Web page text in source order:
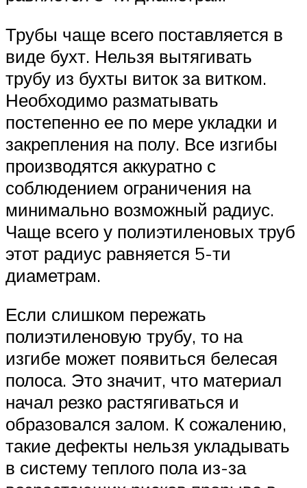
Трубы чаще всего поставляется в
виде бухт. Нельзя вытягивать
трубу из бухты виток за витком.
Необходимо разматывать
постепенно ее по мере укладки и
закрепления на полу. Все изгибы
производятся аккуратно с
соблюдением ограничения на
минимально возможный радиус.
Чаще всего у полиэтиленовых труб
этот радиус равняется 5-ти
диаметрам.
Если слишком пережать
полиэтиленовую трубу, то на
изгибе может появиться белесая
полоса. Это значит, что материал
начал резко растягиваться и
образовался залом. К сожалению,
такие дефекты нельзя укладывать
в систему теплого пола из-за